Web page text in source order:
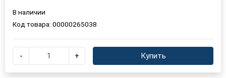
В наличии
Код товара: 00000265038
- + Купить